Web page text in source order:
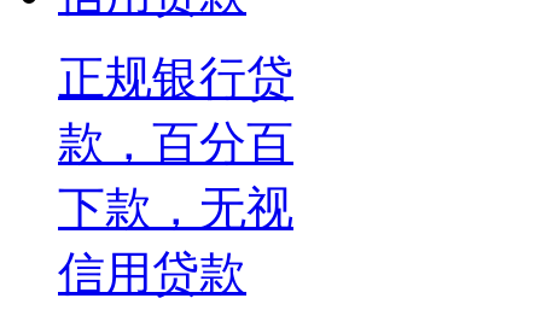
正规银行贷
款，百分百
下款，无视
信用贷款